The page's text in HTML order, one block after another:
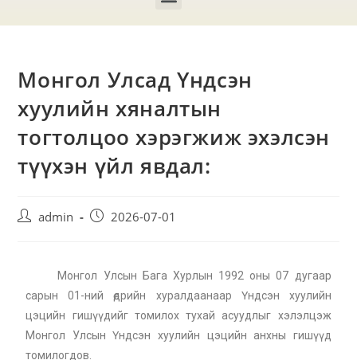
Монгол Улсад Үндсэн
хуулийн хяналтын
тогтолцоо хэрэгжиж эхэлсэн
түүхэн үйл явдал:
admin 2026-07-01
Монгол Улсын Бага Хурлын 1992 оны 07 дугаар
сарын 01-ний өдрийн хуралдаанаар Үндсэн хуулийн
цэцийн гишүүдийг томилох тухай асуудлыг хэлэлцэж
Монгол Улсын Үндсэн хуулийн цэцийн анхны гишүүд
томилогдов.